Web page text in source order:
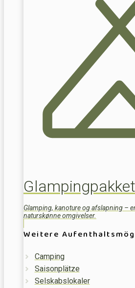
Glamping, kanoture og afslapning –
naturskønne omgivelser.
Weitere
Camping
Saisonplätze
Selskabslokaler